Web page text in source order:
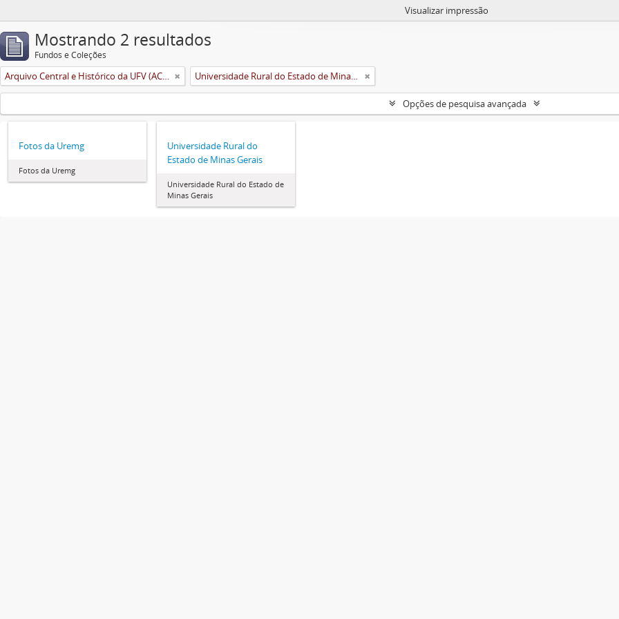
Visualizar impressão
Mostrando 2 resultados
Fundos e Coleções
Arquivo Central e Histórico da UFV (ACH-UFV) Universidade Rural do Estado de Minas Gerais (Uremg)
Opções de pesquisa avançada
Fotos da Uremg
Fotos da Uremg
Universidade Rural do
Estado de Minas Gerais
Universidade Rural do Estado de
Minas Gerais